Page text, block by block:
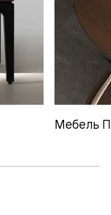
Мебель